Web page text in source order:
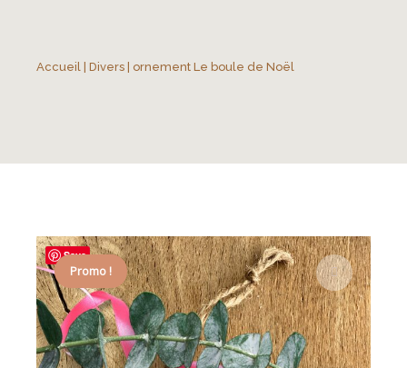
Accueil Divers | ornement Le boule de Noël
Promo !
Save